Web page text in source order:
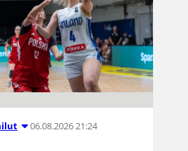
06.08.2026 21:24